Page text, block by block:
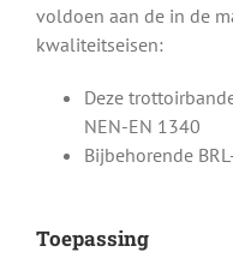
voldoen aan de in de
kwaliteitseisen:
Deze
NEN-EN 1340
Bijbehorende
Toepassing